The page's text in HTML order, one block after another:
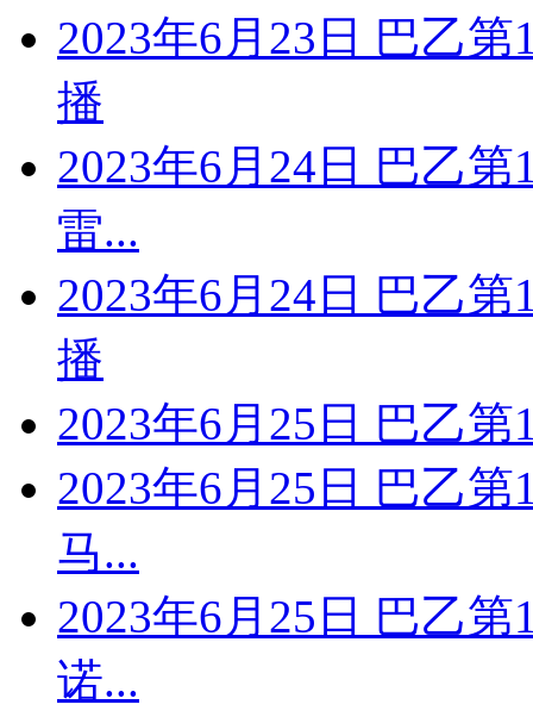
2023年6月23日 巴乙
播
2023年6月24日 巴乙
雷...
2023年6月24日 巴乙
播
2023年6月25日 巴乙
2023年6月25日 巴乙
马...
2023年6月25日 巴乙
诺...